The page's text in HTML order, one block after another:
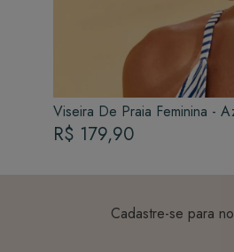
Viseira De Praia Feminina -
R$ 179,90
Cadastre-se para